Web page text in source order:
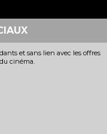
et sans lien avec les offres
cinéma.